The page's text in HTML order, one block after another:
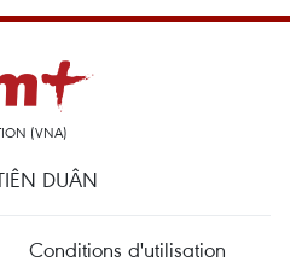
(VNA)
DUÂN
Conditions d'utilisation